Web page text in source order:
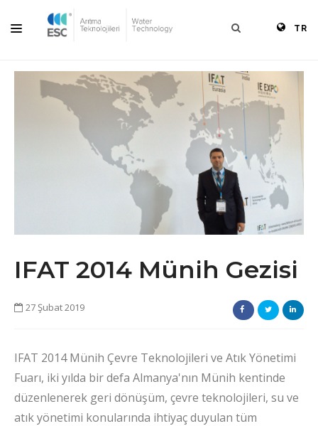
TR
ANASAYFA
KURUMSAL
IFAT 2014 Münih Gezisi
27 Şubat 2019
IFAT 2014 Münih Çevre Teknolojileri ve Atık Yönetimi
Fuarı, iki yılda bir defa Almanya'nın Münih kentinde
düzenlenerek geri dönüşüm, çevre teknolojileri, su ve
atık yönetimi konularında ihtiyaç duyulan tüm